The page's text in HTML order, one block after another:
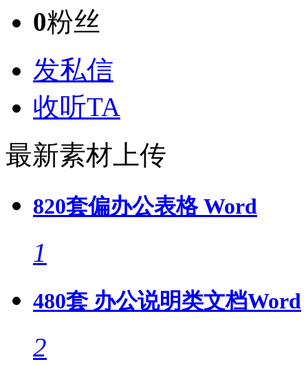
0粉丝
发私信
收听TA
最新素材上传
820套偏办公表格 Word
1
480套 办公说明类文档Word
2